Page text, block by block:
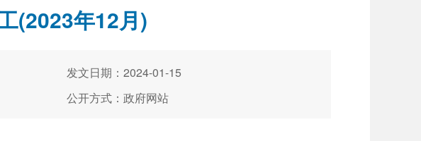
(2023年12月)
发文日期：2024-01-15
公开方式：政府网站